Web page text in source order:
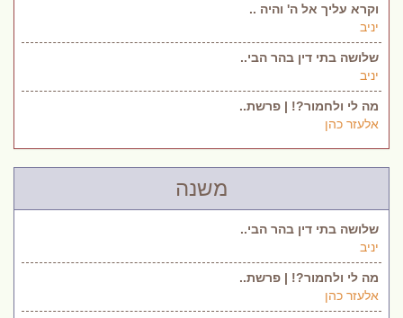
וקרא עליך אל ה' והיה ..
יניב
שלושה בתי דין בהר הבי..
יניב
מה לי ולחמור?! | פרשת..
אלעזר כהן
משנה
שלושה בתי דין בהר הבי..
יניב
מה לי ולחמור?! | פרשת..
אלעזר כהן